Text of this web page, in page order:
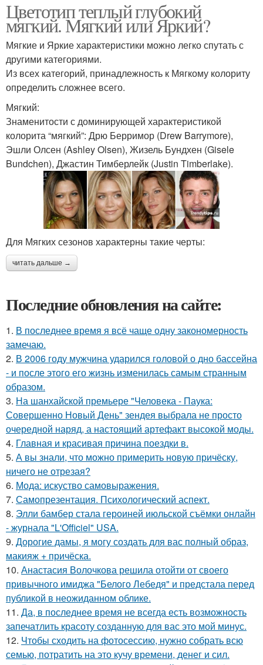
Цветотип теплый глубокий
мягкий. Мягкий или Яркий?
Мягкие и Яркие характеристики можно легко спутать с
другими категориями.
Из всех категорий, принадлежность к Мягкому колориту
определить сложнее всего.
Мягкий:
Знаменитости с доминирующей характеристикой
колорита “мягкий”: Дрю Берримор (Drew Barrymore),
Эшли Олсен (Ashley Olsen), Жизель Бундхен (Gisele
Bundchen), Джастин Тимберлейк (Justin Timberlake).
Для Мягких сезонов характерны такие черты:
читать дальше →
Последние обновления на сайте:
1. В последнее время я всё чаще одну закономерность
замечаю.
2. В 2006 году мужчина ударился головой о дно бассейна
- и после этого его жизнь изменилась самым странным
образом.
3. На шанхайской премьере "Человека - Паука:
Совершенно Новый День" зендея выбрала не просто
очередной наряд, а настоящий артефакт высокой моды.
4. Главная и красивая причина поездки в.
5. А вы знали, что можно примерить новую причёску,
ничего не отрезая?
6. Мода: искуство самовыражения.
7. Самопрезентация. Психологический аспект.
8. Элли бамбер стала героиней июльской съёмки онлайн
- журнала "L'Officiel" USA.
9. Дорогие дамы, я могу создать для вас полный образ,
макияж + причёска.
10. Анастасия Волочкова решила отойти от своего
привычного имиджа "Белого Лебедя" и предстала перед
публикой в неожиданном облике.
11. Да, в последнее время не всегда есть возможность
запечатлить красоту созданную для вас это мой минус.
12. Чтобы сходить на фотосессию, нужно собрать всю
семью, потратить на это кучу времени, денег и сил.